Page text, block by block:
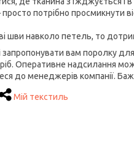
потрібно просмикнути
шви навколо петель, то
запропонувати вам поролку
Оперативне надсилання
до менеджерів компанії.
Мій текстиль